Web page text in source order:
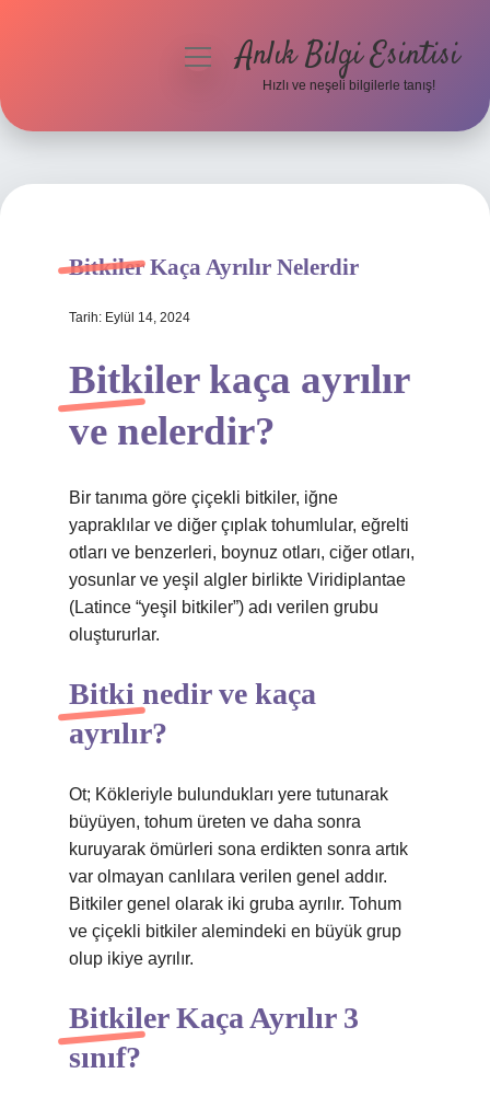
Hakkımızda
menüyüAnlık Bilgi Esintisi
Hızlı ve neşeli bilgilerle tanış!
Bitkiler Kaça Ayrılır Nelerdir
Tarih: Eylül 14, 2024
Bitkiler kaça ayrılır
ve nelerdir?
Bir tanıma göre çiçekli bitkiler, iğne
yapraklılar ve diğer çıplak tohumlular, eğrelti
otları ve benzerleri, boynuz otları, ciğer otları,
yosunlar ve yeşil algler birlikte Viridiplantae
(Latince “yeşil bitkiler”) adı verilen grubu
oluştururlar.
Bitki nedir ve kaça
ayrılır?
Ot; Kökleriyle bulundukları yere tutunarak
büyüyen, tohum üreten ve daha sonra
kuruyarak ömürleri sona erdikten sonra artık
var olmayan canlılara verilen genel addır.
Bitkiler genel olarak iki gruba ayrılır. Tohum
ve çiçekli bitkiler alemindeki en büyük grup
olup ikiye ayrılır.
Bitkiler Kaça Ayrılır 3
sınıf?